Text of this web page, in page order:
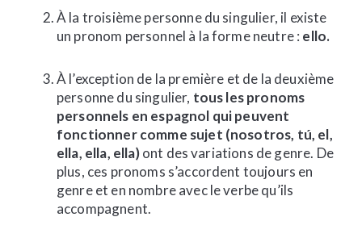
À la troisième personne du singulier, il existe
un pronom personnel à la forme neutre : ello.
À l’exception de la première et de la deuxième
personne du singulier, tous les pronoms
personnels en espagnol qui peuvent
fonctionner comme sujet (nosotros, tú, el,
ella, ella, ella)ont des variations de genre. De
plus, ces pronoms s’accordent toujours en
genre et en nombre avec le verbe qu’ils
accompagnent.